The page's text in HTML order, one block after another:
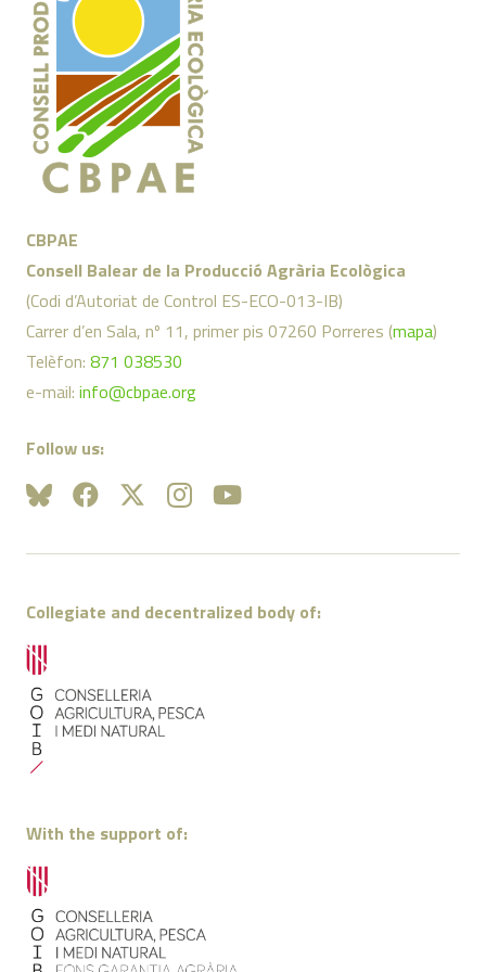
CBPAE
Consell Balear de la Producció Agrària Ecològica
(Codi d’Autoriat de Control ES-ECO-013-IB)
Carrer d’en Sala, nº 11, primer pis 07260 Porreres (mapa)
Telèfon: 871 038530
e-mail: info@cbpae.org
Follow us:
Collegiate and decentralized body of:
With the support of: